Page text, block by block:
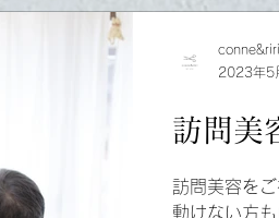
訪問美
訪問美容を
動けない方
conne&riri
2023年5